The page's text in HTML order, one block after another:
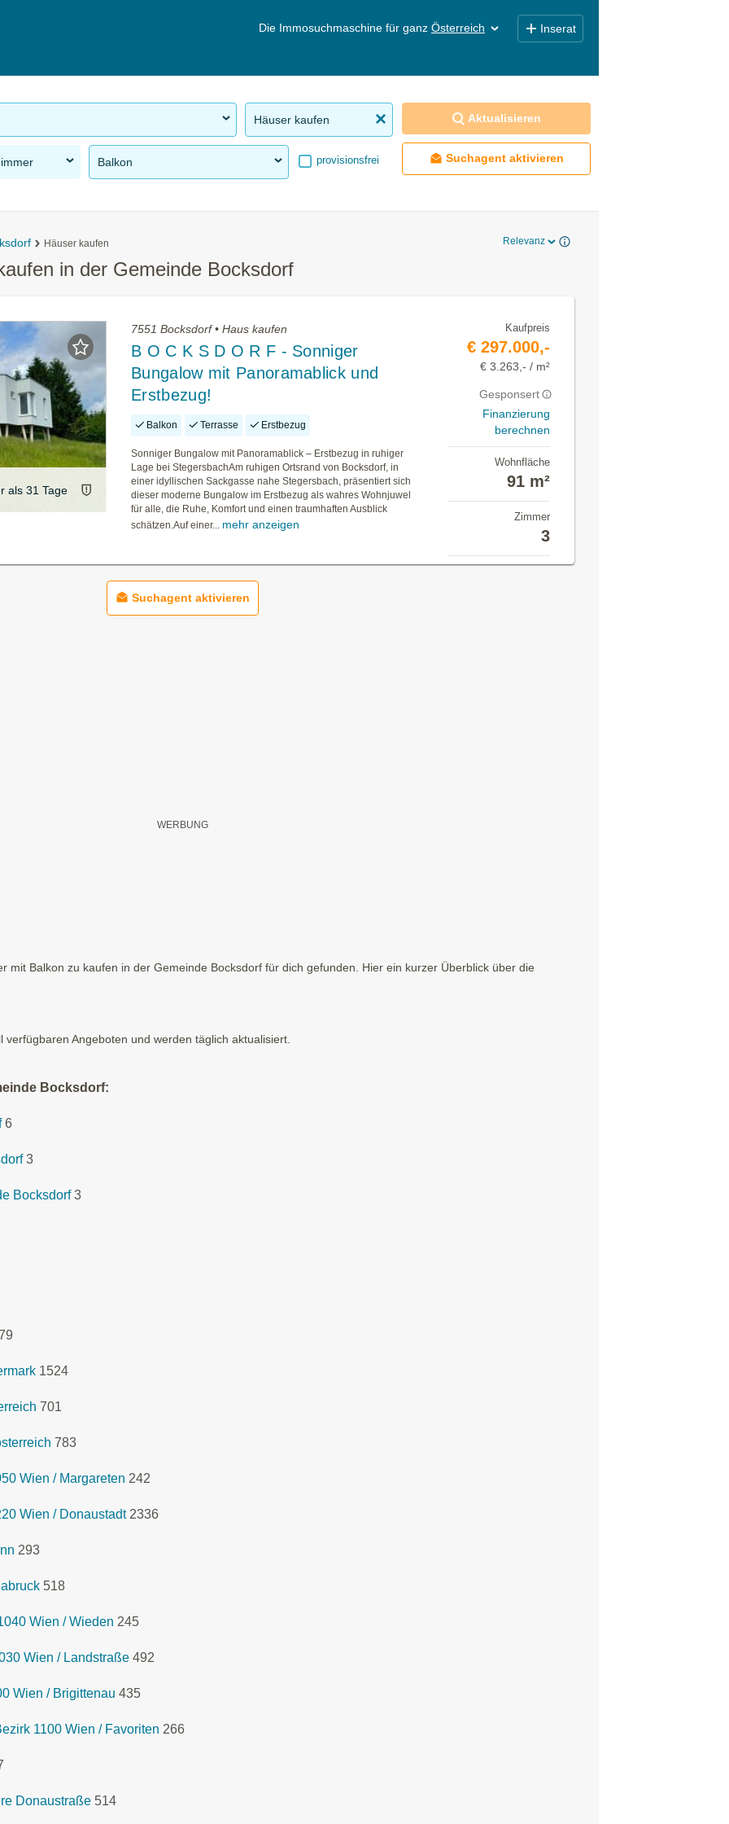
Die Immosuchmaschine für ganz Österreich Inserat
Häuser kaufen
Balkon provisionsfrei
Aktualisieren
Suchagent aktivieren
Häuser kaufen Relevanz
in der Gemeinde Bocksdorf
als 31 Tage
7551 Bocksdorf • Haus kaufen
B O C K S D O R F - Sonniger
Bungalow mit Panoramablick und
Erstbezug!
Balkon Terrasse Erstbezug
Sonniger Bungalow mit Panoramablick – Erstbezug in ruhiger
Lage bei StegersbachAm ruhigen Ortsrand von Bocksdorf, in
einer idyllischen Sackgasse nahe Stegersbach, präsentiert sich
dieser moderne Bungalow im Erstbezug als wahres Wohnjuwel
für alle, die Ruhe, Komfort und einen traumhaften Ausblick
schätzen.Auf einer... mehr anzeigen
Kaufpreis
€ 297.000,-
€ 3.263,- / m²
Gesponsert
Finanzierung
berechnen
Wohnfläche
91 m²
Zimmer
3
Suchagent aktivieren
mit Balkon zu kaufen in der Gemeinde Bocksdorf für dich gefunden. Hier ein kurzer Überblick über die
Angeboten und werden täglich aktualisiert.
Bocksdorf:
6
3
Bocksdorf 3
1524
701
783
Wien / Margareten 242
Wien / Donaustadt 2336
293
518
Wien / Wieden 245
Wien / Landstraße 492
Wien / Brigittenau 435
1100 Wien / Favoriten 266
Donaustraße 514